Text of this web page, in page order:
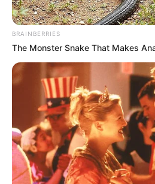
BRAINBERRIES
The Monster Snake That Makes